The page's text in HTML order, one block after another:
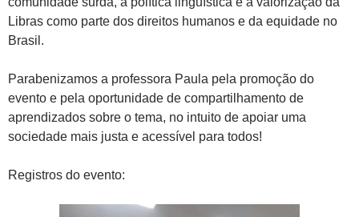
Libras como parte dos direitos humanos e da equidade no
Brasil.
Parabenizamos a professora Paula pela promoção do
evento e pela oportunidade de compartilhamento de
aprendizados sobre o tema, no intuito de apoiar uma
sociedade mais justa e acessível para todos!
Registros do evento: